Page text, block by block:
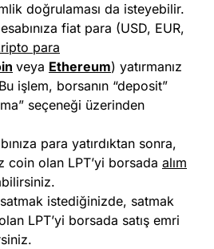
doğrulaması da isteyebilir.
fiat para (USD, EUR,
para
veya Ethereum) yatırmanız
işlem, borsanın “deposit”
seçeneği üzerinden
para yatırdıktan sonra,
coin olan LPT’yi borsada alım
istediğinizde, satmak
LPT’yi borsada satış emri